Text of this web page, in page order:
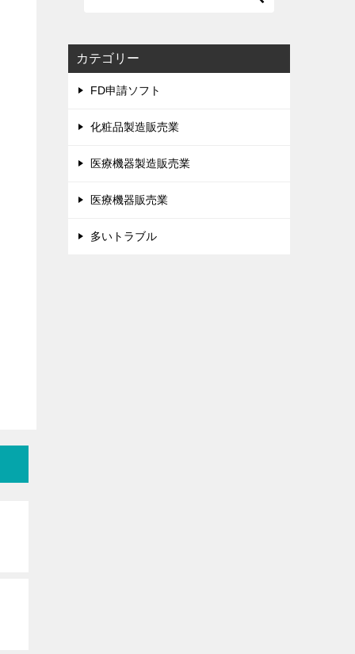
カテゴリー
FD申請ソフト
化粧品製造販売業
医療機器製造販売業
医療機器販売業
多いトラブル